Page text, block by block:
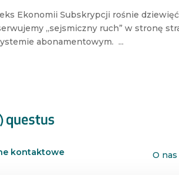
Ekonomii Subskrypcji rośnie
„sejsmiczny ruch” w stronę
abonamentowym. ...
kontaktowe O nas